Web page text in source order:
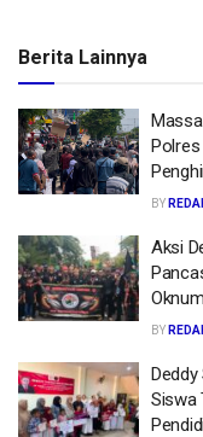
Berita Lainnya
Polres
BY
Aksi
BY
Siswa